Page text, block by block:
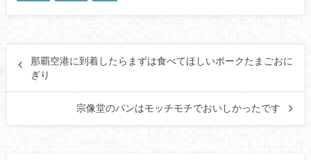
那覇空港に到着したらまずは食べてほしいポークたまごおに
ぎり
宗像堂のパンはモッチモチでおいしかったです